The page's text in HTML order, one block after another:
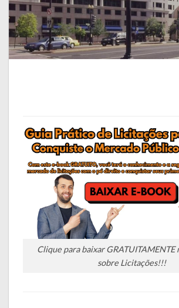
Clique para baixar GRATUITAMENTE
sobre Licitações!!!